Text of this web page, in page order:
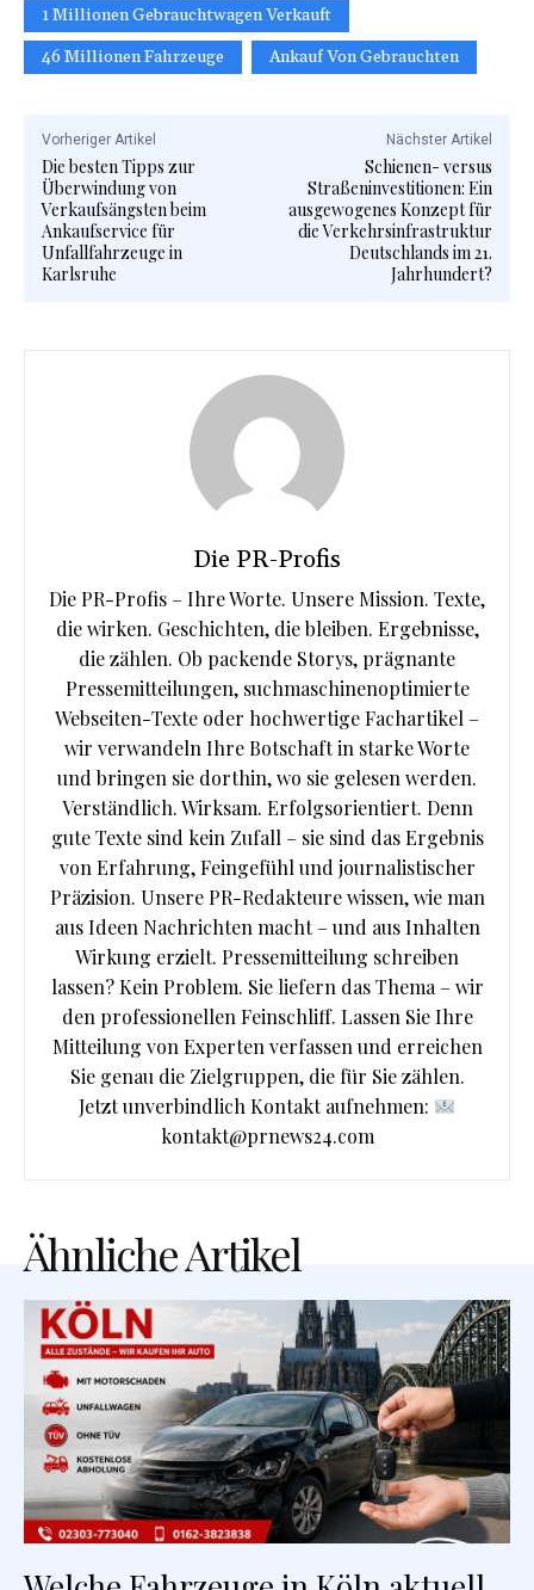
1 Millionen Gebrauchtwagen Verkauft
46 Millionen Fahrzeuge
Ankauf Von Gebrauchten
Vorheriger Artikel
Die besten Tipps zur
Überwindung von
Verkaufsängsten beim
Ankaufservice für
Unfallfahrzeuge in
Karlsruhe
Nächster Artikel
Schienen- versus
Straßeninvestitionen: Ein
ausgewogenes Konzept für
die Verkehrsinfrastruktur
Deutschlands im 21.
Jahrhundert?
Die PR-Profis
Die PR-Profis – Ihre Worte. Unsere Mission. Texte,
die wirken. Geschichten, die bleiben. Ergebnisse,
die zählen. Ob packende Storys, prägnante
Pressemitteilungen, suchmaschinenoptimierte
Webseiten-Texte oder hochwertige Fachartikel –
wir verwandeln Ihre Botschaft in starke Worte
und bringen sie dorthin, wo sie gelesen werden.
Verständlich. Wirksam. Erfolgsorientiert. Denn
gute Texte sind kein Zufall – sie sind das Ergebnis
von Erfahrung, Feingefühl und journalistischer
Präzision. Unsere PR-Redakteure wissen, wie man
aus Ideen Nachrichten macht – und aus Inhalten
Wirkung erzielt. Pressemitteilung schreiben
lassen? Kein Problem. Sie liefern das Thema – wir
den professionellen Feinschliff. Lassen Sie Ihre
Mitteilung von Experten verfassen und erreichen
Sie genau die Zielgruppen, die für Sie zählen.
Jetzt unverbindlich Kontakt aufnehmen:
kontakt@prnews24.com
Ähnliche Artikel